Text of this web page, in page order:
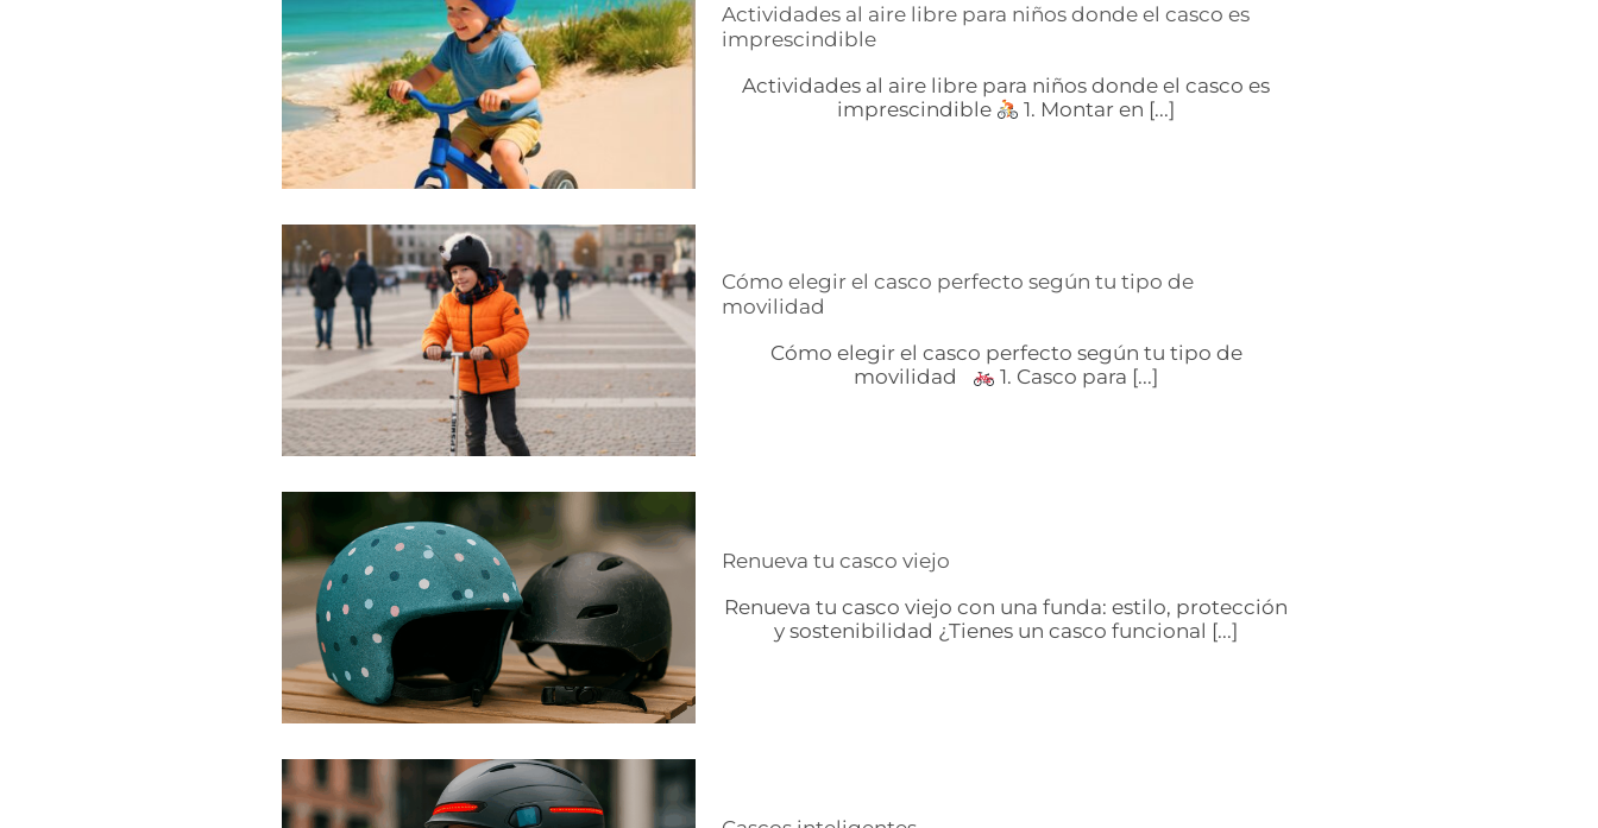
Actividades al aire libre para niños donde el casco es
imprescindible
Actividades al aire libre para niños donde el casco es
imprescindible
1. Montar en [...]
Cómo elegir el casco perfecto según tu tipo de
movilidad
Cómo elegir el casco perfecto según tu tipo de
movilidad
1. Casco para [...]
Renueva tu casco viejo
Renueva tu casco viejo con una funda: estilo, protección
y sostenibilidad ¿Tienes un casco funcional [...]